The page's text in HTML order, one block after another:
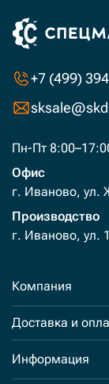
+7 (499)
Пн-Пт
Офис
г. Иваново, ул.
Производство
г. Иваново, ул.
Компания
Доставка и
Информация